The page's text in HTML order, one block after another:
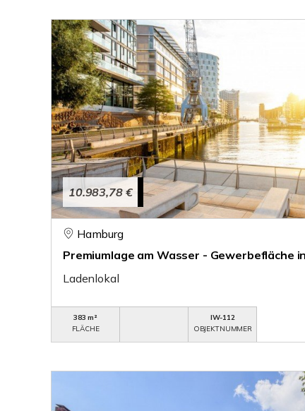
10.983,78 €
Hamburg
Premiumlage am Wasser - Gewerbefläche
Ladenlokal
383 m²
FLÄCHE
IW-112
OBJEKTNUMMER